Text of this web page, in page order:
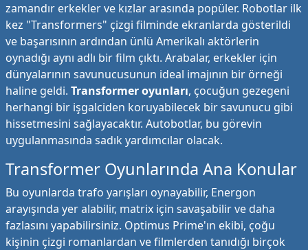
zamandır erkekler ve kızlar arasında popüler. Robotlar ilk
kez "Transformers" çizgi filminde ekranlarda gösterildi
ve başarısının ardından ünlü Amerikalı aktörlerin
oynadığı aynı adlı bir film çıktı. Arabalar, erkekler için
dünyalarının savunucusunun ideal imajının bir örneği
haline geldi. Transformer oyunları, çocuğun gezegeni
herhangi bir işgalciden koruyabilecek bir savunucu gibi
hissetmesini sağlayacaktır. Autobotlar, bu görevin
uygulanmasında sadık yardımcılar olacak.
Transformer Oyunlarında Ana Konular
Bu oyunlarda trafo yarışları oynayabilir, Energon
arayışında yer alabilir, matrix için savaşabilir ve daha
fazlasını yapabilirsiniz. Optimus Prime'ın ekibi, çoğu
kişinin çizgi romanlardan ve filmlerden tanıdığı birçok